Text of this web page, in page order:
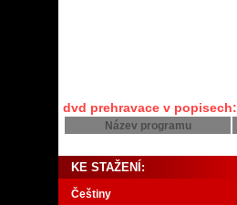
dvd prehravace v popisech:
Název programu
KE STAŽENÍ:
Češtiny